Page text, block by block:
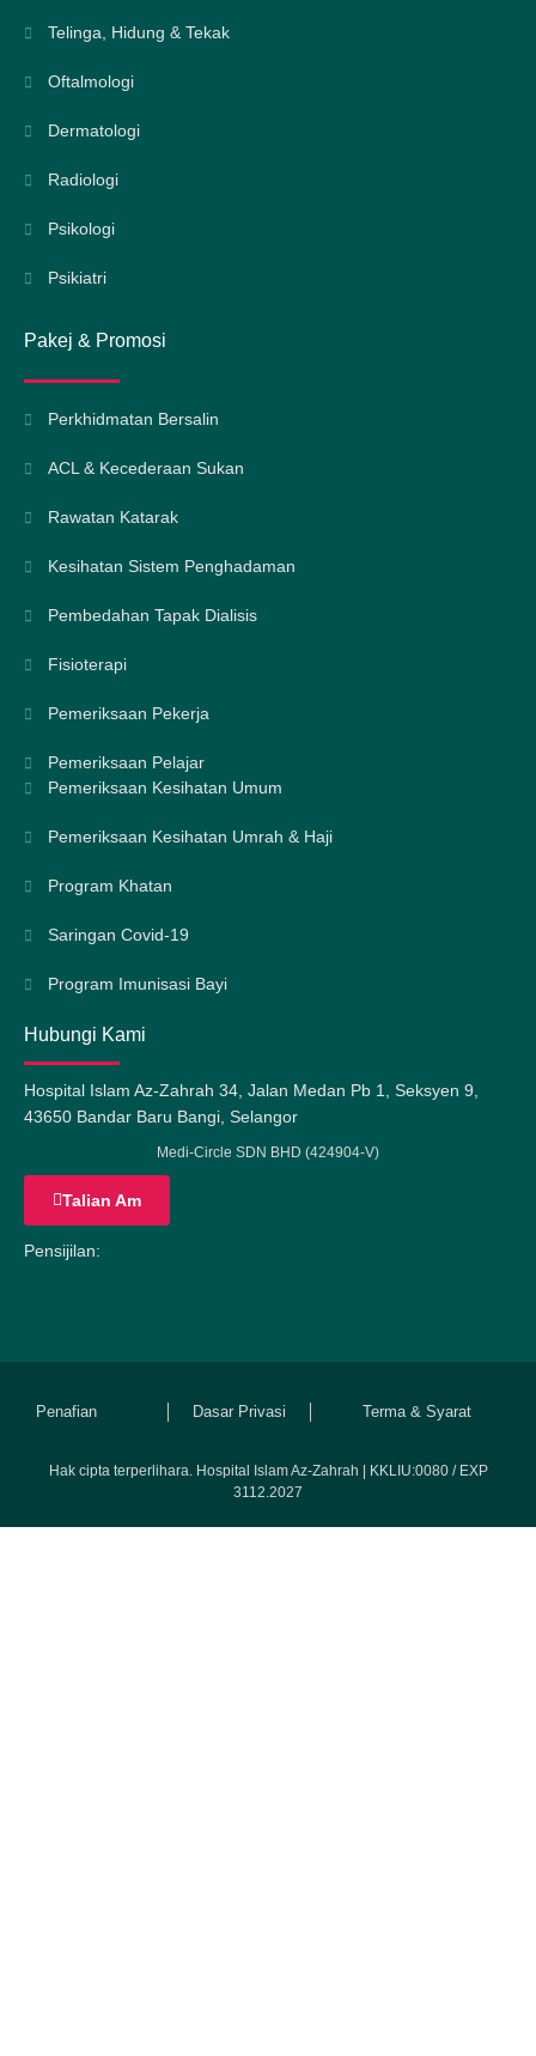
Telinga, Hidung & Tekak
Oftalmologi
Dermatologi
Radiologi
Psikologi
Psikiatri
Pakej & Promosi
Perkhidmatan Bersalin
ACL & Kecederaan Sukan
Rawatan Katarak
Kesihatan Sistem Penghadaman
Pembedahan Tapak Dialisis
Fisioterapi
Pemeriksaan Pekerja
Pemeriksaan Pelajar
Pemeriksaan Kesihatan Umum
Pemeriksaan Kesihatan Umrah & Haji
Program Khatan
Saringan Covid-19
Program Imunisasi Bayi
Hubungi Kami
Hospital Islam Az-Zahrah 34, Jalan Medan Pb 1, Seksyen 9,
43650 Bandar Baru Bangi, Selangor
Medi-Circle SDN BHD (424904-V)
Talian Am
Pensijilan:
Penafian Dasar Privasi Terma & Syarat
Hak cipta terperlihara. Hospital Islam Az-Zahrah | KKLIU:0080 / EXP
3112.2027